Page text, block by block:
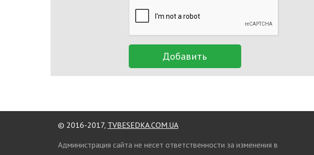
Добавить
© 2016-2017, TVBESEDKA.COM.UA
Администрация сайта не несет ответственности за изменения в